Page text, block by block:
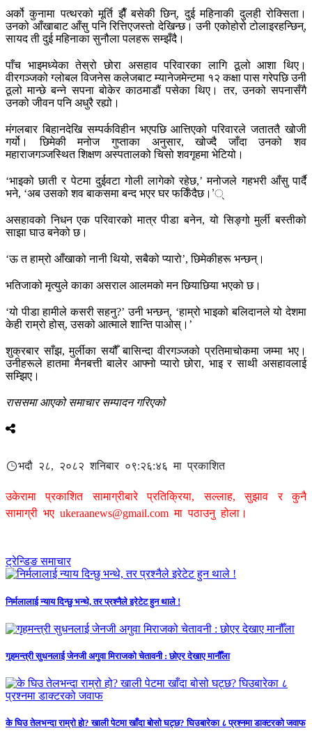
अर्को कुनामा पत्थरको मूर्ति झैँ बसेकी छिन्, दुई महिनाकी दुलही रोक्सिता।
उनको आँखाबाट आँसु पनि रित्तिएजस्तो देखिन्छ। उनी एकोहोरो टोलाइरहन्छिन्,
सायद ती दुई महिनाका सुनौला पलहरू सम्झँदै।
पाँच भाइमध्येका तेस्रो छोरा असहाव परिवारका लागि ठूलो आशा थिए।
वीरगञ्जको ग्लोबल विजनेस कलेजबाट म्यानेजमेन्टमा १२ कक्षा पास गरेपछि उनी
ठूलो मान्छे बन्ने सपना बोकेर काठमाडौं पसेका थिए। तर, उनको सपनासँगै
उनको जीवन पनि अधुरै रह्यो।
मंगलबार बिहानदेखि सम्पर्कविहीन भएपछि आत्तिएको परिवारले जताततै खोजी
गर्यो। छिमेकी मनोज गुप्ताका अनुसार, खोज्दै जाँदा उनको शव
महाराजगञ्जस्थित शिक्षण अस्पतालको चिसो शवगृहमा भेटियो।
‘भाइको छाती र पेटमा दुईवटा गोली लागेको रहेछ,’ मनोजले गहभरी आँसु पार्दै
भने, ‘अब उसको शव बाकसमा बन्द भएर घर फर्किँदैछ।’्
असहावको निधन एक परिवारको मात्र पीडा बनेन, यो सिङ्गो मुर्ली बस्तीको
साझा घाउ बनेको छ।
‘ऊ त हाम्रो आँखाको नानी थियो, सबैको प्यारो’, छिमेकीहरू भन्छन्।
भतिजाको मृत्युले काका असराल आलमको मन छियाछिया भएको छ।
‘यो पीडा हामीले कसरी सहनु?’ उनी भन्छन्, ‘हाम्रो भाइको बलिदानले यो देशमा
केही राम्रो होस्, उसको आत्माले शान्ति पाओस्।’
शुक्रबार साँझ, मुर्लीका सयौँ बासिन्दा वीरगञ्जको प्रतिमाचोकमा जम्मा भए।
उनीहरूले हातमा मैनबत्ती बालेर आफ्नो प्यारो छोरा, भाइ र साथी असहावलाई
सम्झिए।
राससमा आएको समाचार सम्पादन गरिएको
भदौ २८, २०८२ शनिबार ०९:२६:४६ मा प्रकाशित
उकेरामा प्रकाशित सामाग्रीबारे प्रतिक्रिया, सल्लाह, सुझाव र कुनै
सामाग्री भए ukeraanews@gmail.com मा पठाउनु होला।
ट्रेन्डिङ समाचार
निर्मलालाई न्याय दिन्छु भन्थे, तर प्रश्नैले इरेटेट हुन थाले !
गृहमन्त्री सुधनलाई जेनजी अगुवा मिराजको चेतावनी : छोएर देखाए मानौँला
के घिउ तेलभन्दा राम्रो हो? खाली पेटमा खाँदा बोसो घट्छ? घिउबारेका ८ प्रश्नमा डाक्टरको जवाफ